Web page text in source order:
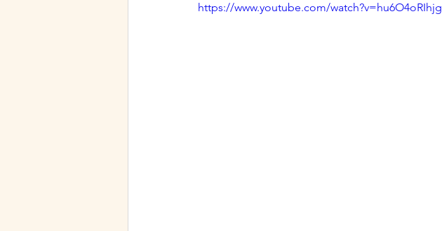
https://www.youtube.com/watch?v=hu6O4oRIhjg